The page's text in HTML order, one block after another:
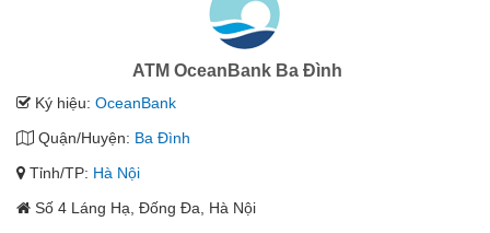
ATM OceanBank Ba Đình
Ký hiệu: OceanBank
Quận/Huyện: Ba Đình
Tỉnh/TP: Hà Nội
Số 4 Láng Hạ, Đống Đa, Hà Nội